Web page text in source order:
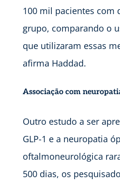
100 mil pacientes com
grupo, comparando o
que utilizaram essas
afirma Haddad.
Associação com
Outro estudo a ser
GLP-1 e a neuropatia
oftalmoneurológica
500 dias, os